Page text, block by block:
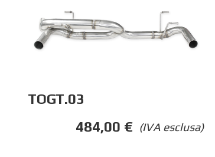
TOGT.03
(IVA esclusa)
484,00 €